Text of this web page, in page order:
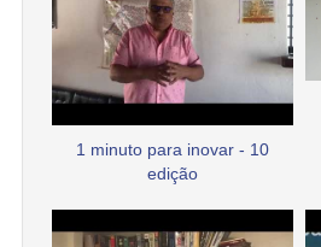
1 minuto para inovar - 10
edição